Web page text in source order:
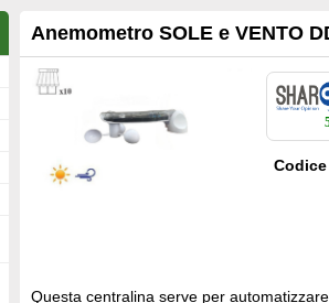
Anemometro SOLE e VENTO
Questa centralina serve per